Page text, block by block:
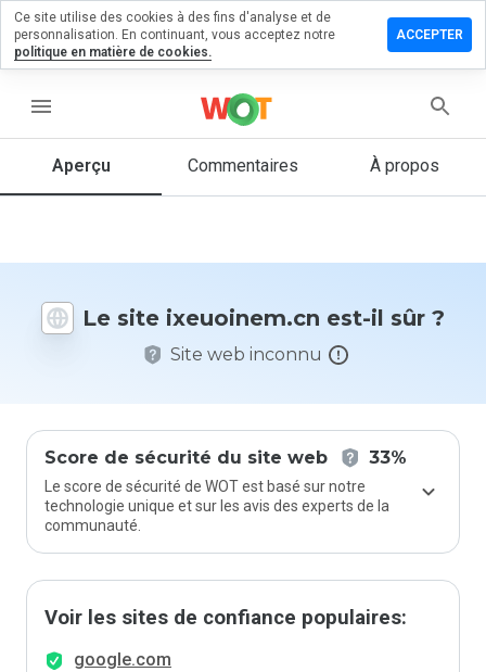
menu
Aperçu Commentaires À propos
Le site ixeuoinem.cn est-il sûr ?
Site web inconnu
Score de sécurité du site web 33%
Le score de sécurité de WOT est basé sur notre
technologie unique et sur les avis des experts de la
communauté.
Voir les sites de confiance populaires:
google.com
un
1 et 5
vous à ce
site ?
Ce site utilise des cookies à des fins d'analyse et de
personnalisation. En continuant, vous acceptez notre
politique en matière de cookies.
ACCEPTER